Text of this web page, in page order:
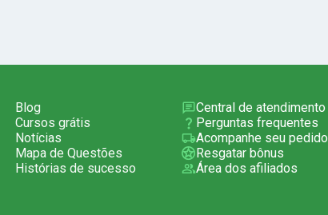
Blog
Cursos grátis
Notícias
Mapa de Questões
Histórias de sucesso
Central de atendimento
Perguntas frequentes
Acompanhe seu pedido
Resgatar bônus
Área dos afiliados